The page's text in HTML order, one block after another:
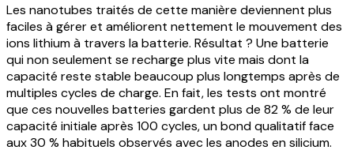
Les nanotubes traités de cette manière deviennent plus
faciles à gérer et améliorent nettement le mouvement des
ions lithium à travers la batterie. Résultat ? Une batterie
qui non seulement se recharge plus vite mais dont la
capacité reste stable beaucoup plus longtemps après de
multiples cycles de charge. En fait, les tests ont montré
que ces nouvelles batteries gardent plus de 82 % de leur
capacité initiale après 100 cycles, un bond qualitatif face
aux 30 % habituels observés avec les anodes en silicium.